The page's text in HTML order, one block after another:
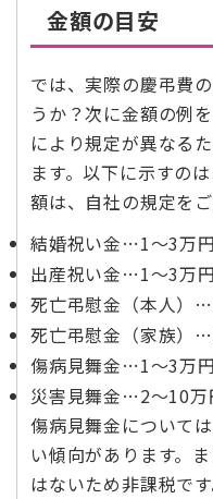
金額の目安
では、実際の慶弔費
うか？次に金額の例
により規定が異なる
ます。以下に示すの
額は、自社の規定を
結婚祝い金…1～3万円
出産祝い金…1～3万円
死亡弔慰金（本人）
死亡弔慰金（家族）
傷病見舞金…1～3万円
災害見舞金…2～10万
傷病見舞金について
い傾向があります。
はないため非課税です